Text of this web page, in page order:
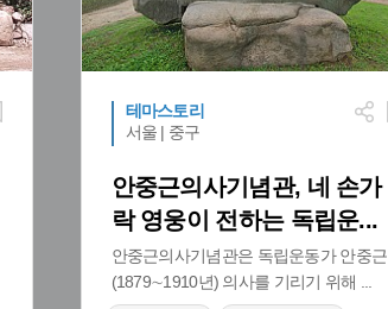
테마스토리
서울 | 중구
안중근의사기념관, 네 손가
락 영웅이 전하는 독립운...
안중근의사기념관은 독립운동가 안중근
(1879∼1910년) 의사를 기리기 위해